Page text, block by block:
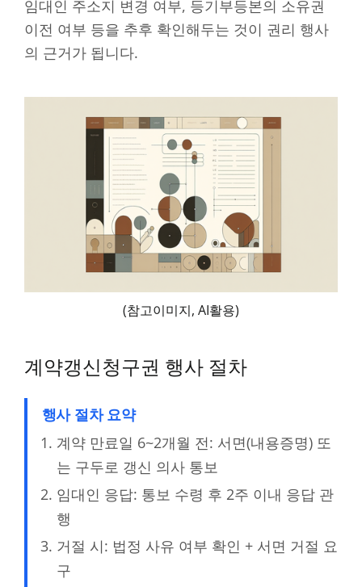
임대인 주소지 변경 여부, 등기부등본의 소유권
이전 여부 등을 추후 확인해두는 것이 권리 행사
의 근거가 됩니다.
(참고이미지, AI활용)
계약갱신청구권 행사 절차
행사 절차 요약
계약 만료일 6~2개월 전: 서면(내용증명) 또
는 구두로 갱신 의사 통보
임대인 응답: 통보 수령 후 2주 이내 응답 관
행
거절 시: 법정 사유 여부 확인 + 서면 거절 요
구